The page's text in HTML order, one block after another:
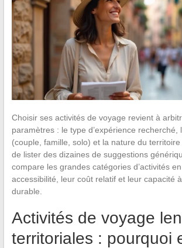
Choisir ses activités de voyage revient à
paramètres : le type d’expérience recherché,
(couple, famille, solo) et la nature du
de lister des dizaines de suggestions
compare les grandes catégories d’activités
accessibilité, leur coût relatif et leur capacité
durable.
Activités de voyage
territoriales : pourquoi